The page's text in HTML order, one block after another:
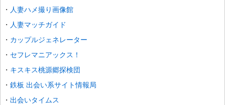
人妻ハメ撮り画像館
人妻マッチガイド
カップルジェネレーター
セフレマニアックス！
キスキス桃源郷探検団
鉄板 出会い系サイト情報局
出会いタイムス